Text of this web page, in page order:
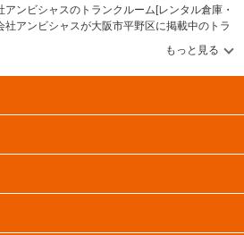
ンビシャスのトランクルーム[レンタル倉庫・
アンビシャスが大阪市平野区に掲載中のトラ
タルコンテナなどの収納スペースを、借りた
賃料]・セキュリティ・空調完備・24時間出し入
豊富な物件数から様々な方法でご希望の収納
ルーム情報サイトです。株式会社アンビシャ